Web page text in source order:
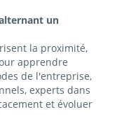
un
la proximité,
apprendre
de l'entreprise,
experts dans
et évoluer